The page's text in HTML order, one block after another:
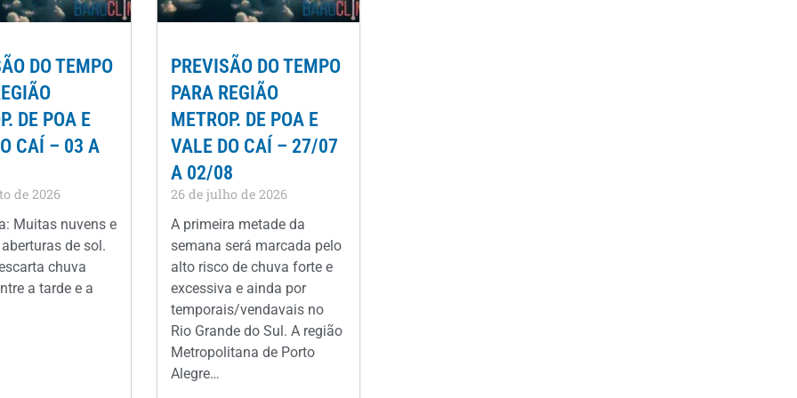
DO TEMPO
DE POA E
CAÍ – 03 A
de 2026
Muitas nuvens e
de sol.
chuva
a tarde e a
PREVISÃO DO TEMPO
PARA REGIÃO
METROP. DE POA E
VALE DO CAÍ – 27/07
A 02/08
26 de julho de 2026
A primeira metade da
semana será marcada pelo
alto risco de chuva forte e
excessiva e ainda por
temporais/vendavais no
Rio Grande do Sul. A região
Metropolitana de Porto
Alegre…